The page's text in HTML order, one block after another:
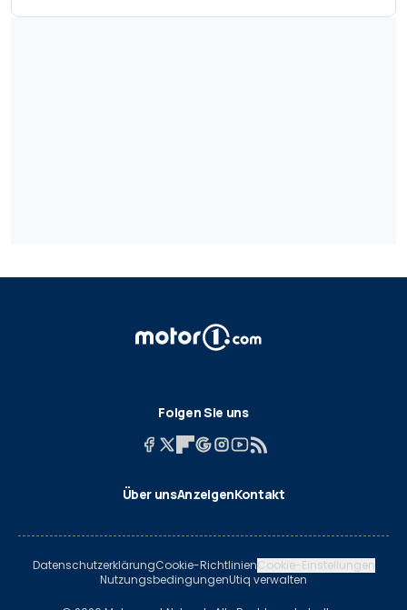
Folgen Sie uns
Über unsAnzeigenKontakt
DatenschutzerklärungCookie-RichtlinienCookie-Einstellungen
NutzungsbedingungenUtiq verwalten